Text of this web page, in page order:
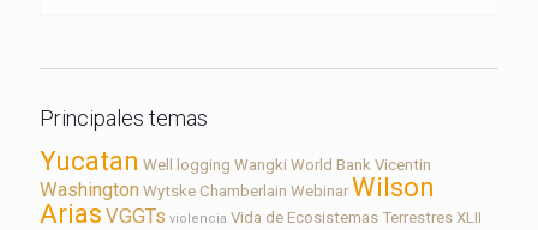
Principales temas
Yucatan Well logging Wangki World Bank Vicentin
Washington Wytske Chamberlain Webinar Wilson
Arias VGGTs violencia Vida de Ecosistemas Terrestres XLII